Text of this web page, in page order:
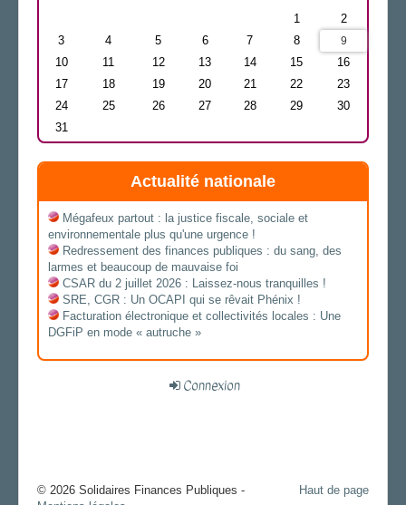
1
2
3
4 5 6 7 8 9
10 11 12 13 14 15
16
17
18 19 20 21 22
23
24
25 26 27 28 29
30
31
Actualité nationale
Mégafeux partout : la justice fiscale, sociale et
environnementale plus qu'une urgence !
Redressement des finances publiques : du sang, des
larmes et beaucoup de mauvaise foi
CSAR du 2 juillet 2026 : Laissez-nous tranquilles !
SRE, CGR : Un OCAPI qui se rêvait Phénix !
Facturation électronique et collectivités locales : Une
DGFiP en mode « autruche »
Connexion
Haut de page
© 2026 Solidaires Finances Publiques -